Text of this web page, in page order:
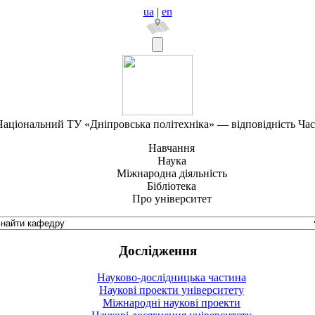
ua | en
ТУ «Дніпровська політехніка» — відповідність
Навчання
Наука
Міжнародна діяльність
Бібліотека
Про університет
Дослідження
Науково-дослідницька частина
Наукові проекти університету
Міжнародні наукові проекти